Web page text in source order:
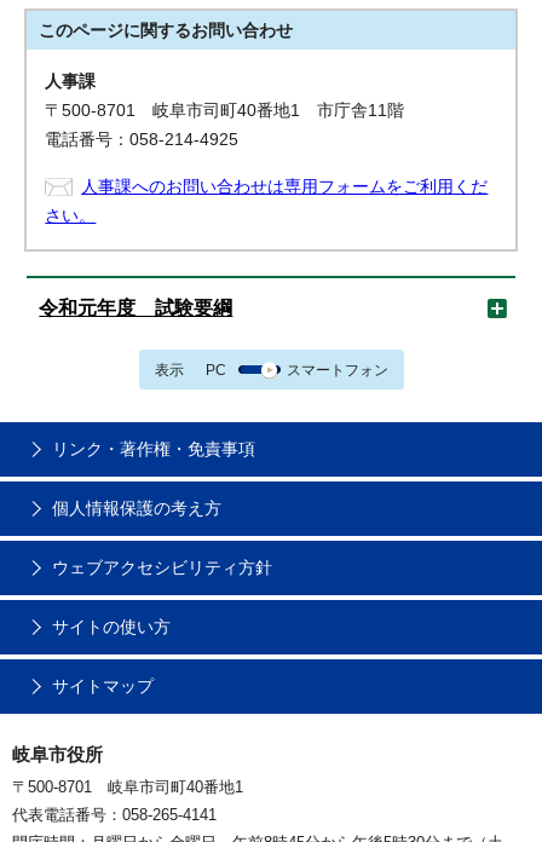
このページに関するお問い合わせ
人事課
〒500-8701 岐阜市司町40番地1 市庁舎11階
電話番号：058-214-4925
人事課へのお問い合わせは専用フォームをご利用くだ
さい。
令和元年度 試験要綱
表示 PC スマートフォン
リンク・著作権・免責事項
個人情報保護の考え方
ウェブアクセシビリティ方針
サイトの使い方
サイトマップ
岐阜市役所
〒500-8701 岐阜市司町40番地1
代表電話番号：058-265-4141